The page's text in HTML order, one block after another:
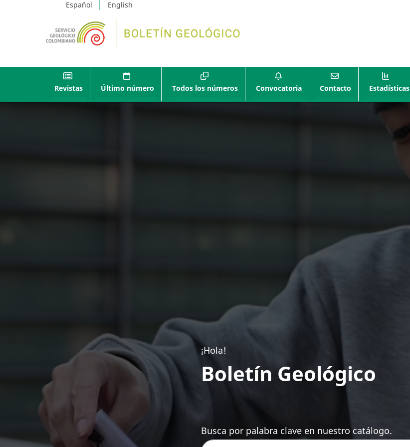
Español English
Revistas Último número Todos los números Convocatoria Contacto Estadísticas
¡Hola!
Boletín Geológico
Busca por palabra clave en nuestro catálogo.